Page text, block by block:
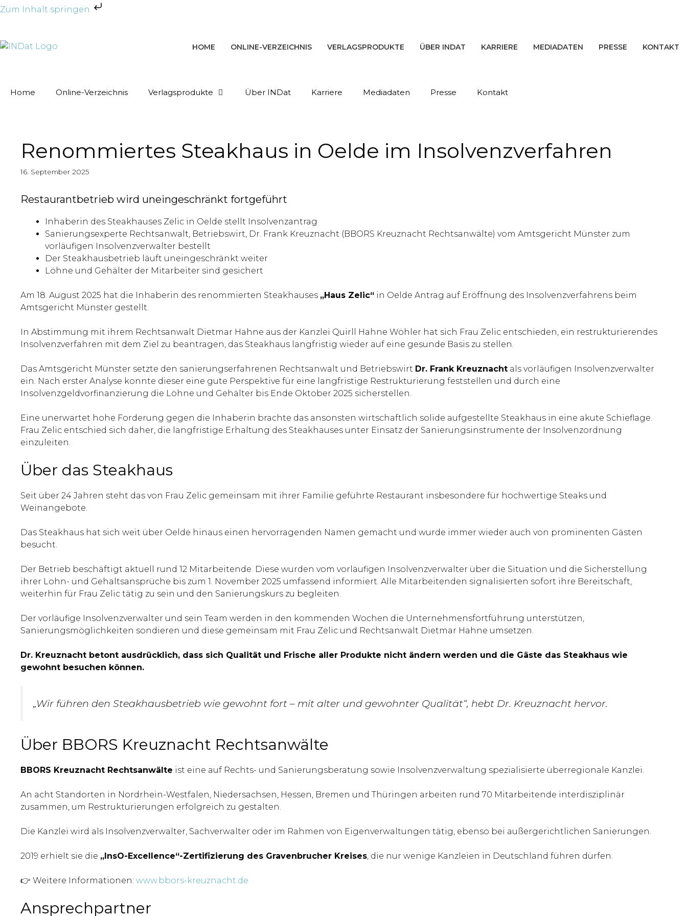
Zum Inhalt springen
HOME ONLINE-VERZEICHNIS VERLAGSPRODUKTE ÜBER INDAT KARRIERE MEDIADATEN PRESSE KONTAKT
Home Online-Verzeichnis Verlagsprodukte Über INDat Karriere Mediadaten Presse Kontakt
Renommiertes Steakhaus in Oelde im Insolvenzverfahren
16. September 2025
Restaurantbetrieb wird uneingeschränkt fortgeführt
Inhaberin des Steakhauses Zelic in Oelde stellt Insolvenzantrag
Sanierungsexperte Rechtsanwalt, Betriebswirt, Dr. Frank Kreuznacht (BBORS Kreuznacht Rechtsanwälte) vom Amtsgericht Münster zum
vorläufigen Insolvenzverwalter bestellt
Der Steakhausbetrieb läuft uneingeschränkt weiter
Löhne und Gehälter der Mitarbeiter sind gesichert
Am 18. August 2025 hat die Inhaberin des renommierten Steakhauses „Haus Zelic“ in Oelde Antrag auf Eröffnung des Insolvenzverfahrens beim
Amtsgericht Münster gestellt.
In Abstimmung mit ihrem Rechtsanwalt Dietmar Hahne aus der Kanzlei Quirll Hahne Wöhler hat sich Frau Zelic entschieden, ein restrukturierendes
Insolvenzverfahren mit dem Ziel zu beantragen, das Steakhaus langfristig wieder auf eine gesunde Basis zu stellen.
Das Amtsgericht Münster setzte den sanierungserfahrenen Rechtsanwalt und Betriebswirt Dr. Frank Kreuznacht als vorläufigen Insolvenzverwalter
ein. Nach erster Analyse konnte dieser eine gute Perspektive für eine langfristige Restrukturierung feststellen und durch eine
Insolvenzgeldvorfinanzierung die Löhne und Gehälter bis Ende Oktober 2025 sicherstellen.
Eine unerwartet hohe Forderung gegen die Inhaberin brachte das ansonsten wirtschaftlich solide aufgestellte Steakhaus in eine akute Schieflage.
Frau Zelic entschied sich daher, die langfristige Erhaltung des Steakhauses unter Einsatz der Sanierungsinstrumente der Insolvenzordnung
einzuleiten.
Über das Steakhaus
Seit über 24 Jahren steht das von Frau Zelic gemeinsam mit ihrer Familie geführte Restaurant insbesondere für hochwertige Steaks und
Weinangebote.
Das Steakhaus hat sich weit über Oelde hinaus einen hervorragenden Namen gemacht und wurde immer wieder auch von prominenten Gästen
besucht.
Der Betrieb beschäftigt aktuell rund 12 Mitarbeitende. Diese wurden vom vorläufigen Insolvenzverwalter über die Situation und die Sicherstellung
ihrer Lohn- und Gehaltsansprüche bis zum 1. November 2025 umfassend informiert. Alle Mitarbeitenden signalisierten sofort ihre Bereitschaft,
weiterhin für Frau Zelic tätig zu sein und den Sanierungskurs zu begleiten.
Der vorläufige Insolvenzverwalter und sein Team werden in den kommenden Wochen die Unternehmensfortführung unterstützen,
Sanierungsmöglichkeiten sondieren und diese gemeinsam mit Frau Zelic und Rechtsanwalt Dietmar Hahne umsetzen.
Dr. Kreuznacht betont ausdrücklich, dass sich Qualität und Frische aller Produkte nicht ändern werden und die Gäste das Steakhaus wie
gewohnt besuchen können.
„Wir führen den Steakhausbetrieb wie gewohnt fort – mit alter und gewohnter Qualität“, hebt Dr. Kreuznacht hervor.
Über BBORS Kreuznacht Rechtsanwälte
BBORS Kreuznacht Rechtsanwälte ist eine auf Rechts- und Sanierungsberatung sowie Insolvenzverwaltung spezialisierte überregionale Kanzlei.
An acht Standorten in Nordrhein-Westfalen, Niedersachsen, Hessen, Bremen und Thüringen arbeiten rund 70 Mitarbeitende interdisziplinär
zusammen, um Restrukturierungen erfolgreich zu gestalten.
Die Kanzlei wird als Insolvenzverwalter, Sachverwalter oder im Rahmen von Eigenverwaltungen tätig, ebenso bei außergerichtlichen Sanierungen.
2019 erhielt sie die „InsO-Excellence“-Zertifizierung des Gravenbrucher Kreises , die nur wenige Kanzleien in Deutschland führen dürfen.
👉 Weitere Informationen: www.bbors-kreuznacht.de
Ansprechpartner